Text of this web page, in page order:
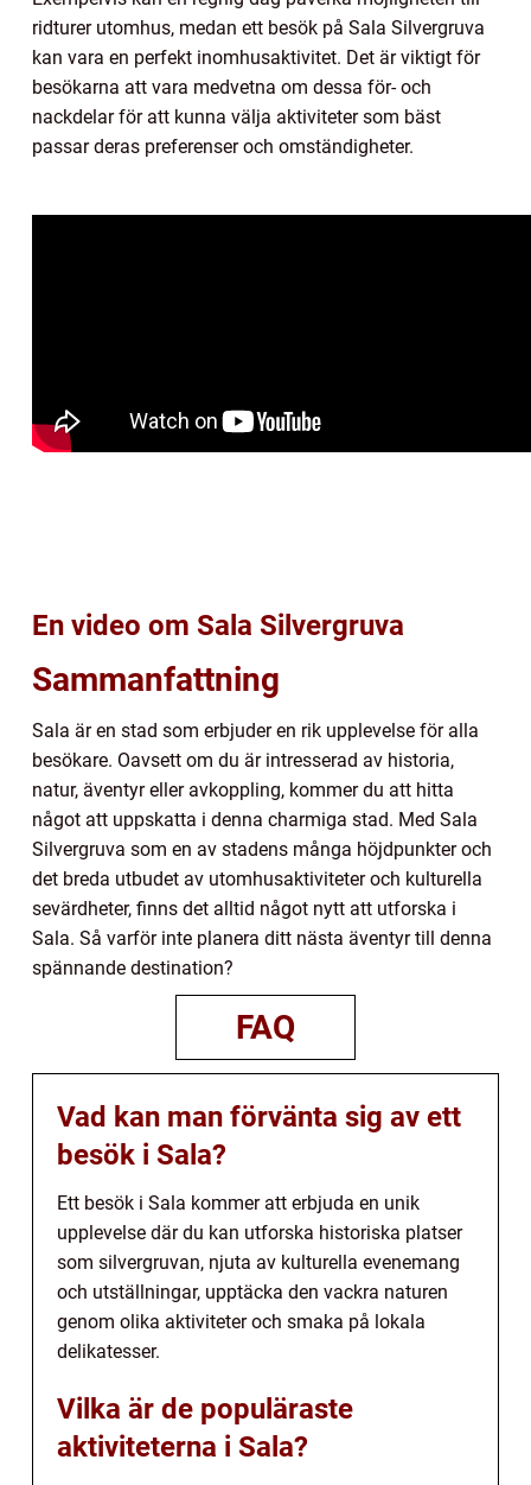
ridturer utomhus, medan ett besök på Sala Silvergruva
kan vara en perfekt inomhusaktivitet. Det är viktigt för
besökarna att vara medvetna om dessa för- och
nackdelar för att kunna välja aktiviteter som bäst
passar deras preferenser och omständigheter.
En video om Sala Silvergruva
Sammanfattning
Sala är en stad som erbjuder en rik upplevelse för alla
besökare. Oavsett om du är intresserad av historia,
natur, äventyr eller avkoppling, kommer du att hitta
något att uppskatta i denna charmiga stad. Med Sala
Silvergruva som en av stadens många höjdpunkter och
det breda utbudet av utomhusaktiviteter och kulturella
sevärdheter, finns det alltid något nytt att utforska i
Sala. Så varför inte planera ditt nästa äventyr till denna
spännande destination?
FAQ
Vad kan man förvänta sig av ett
besök i Sala?
Ett besök i Sala kommer att erbjuda en unik
upplevelse där du kan utforska historiska platser
som silvergruvan, njuta av kulturella evenemang
och utställningar, upptäcka den vackra naturen
genom olika aktiviteter och smaka på lokala
delikatesser.
Vilka är de populäraste
aktiviteterna i Sala?